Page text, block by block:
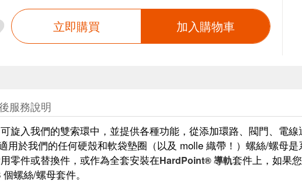
立即購買 加入購物車
服務說明
旋入我們的雙索環中，並提供各種功能，從添加環路、閥門、電
用於我們的任何硬殼和軟袋墊圈（以及 molle 織帶！）螺絲/螺母是
零件或替換件，或作為全套安裝在HardPoint® 導軌套件上，如果
螺絲/螺母套件。